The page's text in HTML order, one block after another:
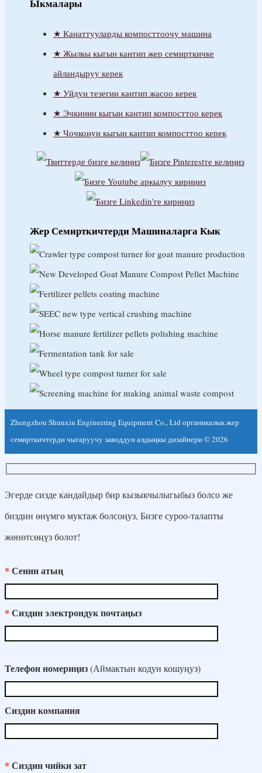
Bahasa Indonesia
Gaeilge
Italiano
日本語
Қазақ тілі
кыргыз тили
한국어
Latviešu valoda
Lietuvių kalba
Монгол
नेपाली
Norsk
پارسی
Polski
Português do Brasil
Română
Русский
Cрпски језик
Slovenčina
Svenska
Тоҷикӣ
ภาษาไทย
Türkçe
Oʻzbek tili
Ыкмалары
Канаттууларды компосттоочу машина
Жылкы кыгын кантип жер семирткичке
айландыруу керек
Уйдун тезегин кантип жасоо керек
Эчкинин кыгын кантип компосттоо керек
Чочконун кыгын кантип компосттоо керек
Жер Семирткичтерди Машиналарга Кык
Zhengzhou Shunxin Engineering Equipment Co., Ltd органикалык жер
семирткичтерди чыгаруучу заводдун алдыңкы дизайнери © 2026
Эгерде сизде кандайдыр бир кызыкчылыгыбыз болсо же
биздин өнүмгө муктаж болсоңуз, Бизге суроо-талапты
жөнөтсөңүз болот!
* Сенин атың
* Сиздин электрондук почтаңыз
Телефон номериңиз(Аймактын кодун кошуңуз)
Сиздин компания
* Сиздин чийки зат